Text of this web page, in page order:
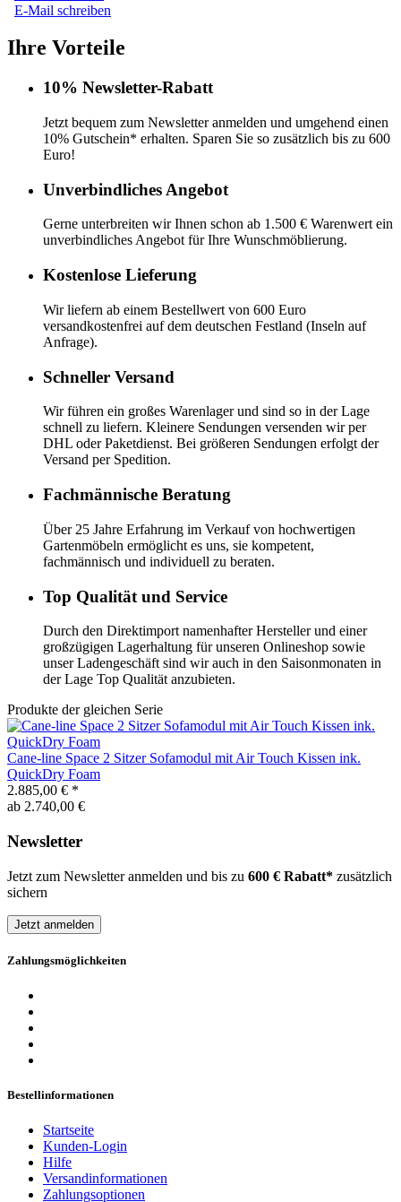
E-Mail schreiben
Ihre Vorteile
10% Newsletter-Rabatt
Jetzt bequem zum Newsletter anmelden und umgehend einen
10% Gutschein* erhalten. Sparen Sie so zusätzlich bis zu 600
Euro!
Unverbindliches Angebot
Gerne unterbreiten wir Ihnen schon ab 1.500 € Warenwert ein
unverbindliches Angebot für Ihre Wunschmöblierung.
Kostenlose Lieferung
Wir liefern ab einem Bestellwert von 600 Euro
versandkostenfrei auf dem deutschen Festland (Inseln auf
Anfrage).
Schneller Versand
Wir führen ein großes Warenlager und sind so in der Lage
schnell zu liefern. Kleinere Sendungen versenden wir per
DHL oder Paketdienst. Bei größeren Sendungen erfolgt der
Versand per Spedition.
Fachmännische Beratung
Über 25 Jahre Erfahrung im Verkauf von hochwertigen
Gartenmöbeln ermöglicht es uns, sie kompetent,
fachmännisch und individuell zu beraten.
Top Qualität und Service
Durch den Direktimport namenhafter Hersteller und einer
großzügigen Lagerhaltung für unseren Onlineshop sowie
unser Ladengeschäft sind wir auch in den Saisonmonaten in
der Lage Top Qualität anzubieten.
Produkte der gleichen Serie
Cane-line Space 2 Sitzer Sofamodul mit Air Touch Kissen ink.
QuickDry Foam
2.885,00 € *
ab 2.740,00 €
Newsletter
Jetzt zum Newsletter anmelden und bis zu 600 € Rabatt* zusätzlich
sichern
Jetzt anmelden
Zahlungsmöglichkeiten
Bestellinformationen
Startseite
Kunden-Login
Hilfe
Versandinformationen
Zahlungsoptionen